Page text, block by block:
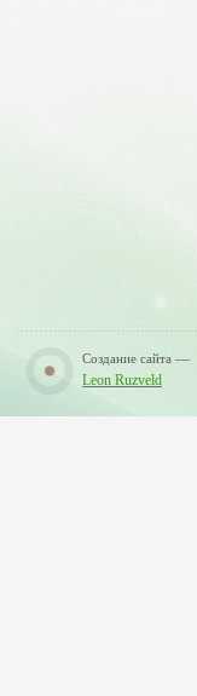
Создание сайта —
Leon Ruzveld